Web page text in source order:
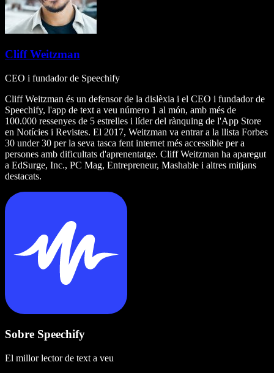
Cliff Weitzman
CEO i fundador de Speechify
Cliff Weitzman és un defensor de la dislèxia i el CEO i fundador de
Speechify, l'app de text a veu número 1 al món, amb més de
100.000 ressenyes de 5 estrelles i líder del rànquing de l'App Store
en Notícies i Revistes. El 2017, Weitzman va entrar a la llista Forbes
30 under 30 per la seva tasca fent internet més accessible per a
persones amb dificultats d'aprenentatge. Cliff Weitzman ha aparegut
a EdSurge, Inc., PC Mag, Entrepreneur, Mashable i altres mitjans
destacats.
Sobre Speechify
El millor lector de text a veu